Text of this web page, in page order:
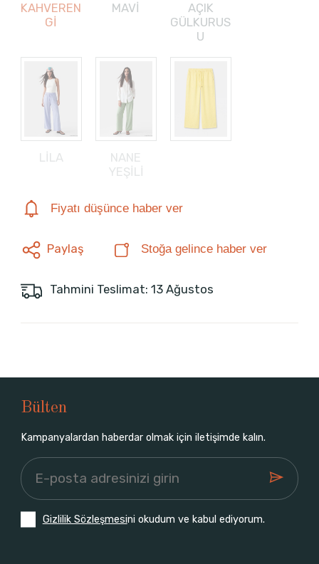
KAHVEREN
Gİ
MAVİ
AÇIK
GÜLKURUS
U
LİLA
NANE
YEŞİLİ
Fiyatı düşünce haber ver
Paylaş Stoğa gelince haber ver
Tahmini Teslimat: 13 Ağustos
Bülten
Kampanyalardan haberdar olmak için iletişimde kalın.
Gizlilik Sözleşmesini okudum ve kabul ediyorum.